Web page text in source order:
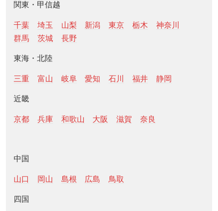
関東・甲信越
千葉 埼玉 山梨 新潟 東京 栃木
神奈川
群馬
茨城 長野
東海・北陸
三重 富山 岐阜 愛知 石川 福井 静岡
近畿
京都 兵庫 和歌山 大阪 滋賀 奈良
中国
山口 岡山 島根 広島 鳥取
四国